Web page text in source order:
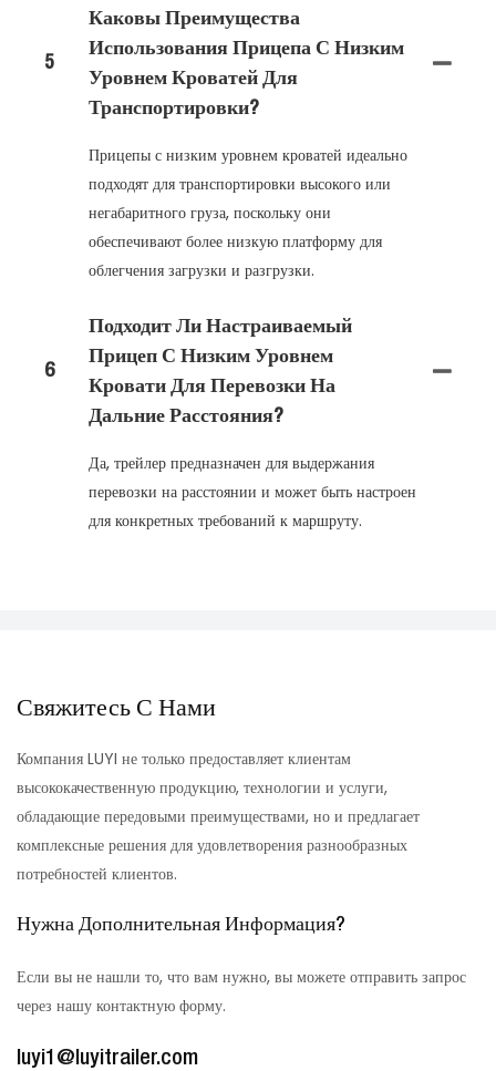
5
Каковы Преимущества
Использования Прицепа С Низким
Уровнем Кроватей Для
Транспортировки?
Прицепы с низким уровнем кроватей идеально
подходят для транспортировки высокого или
негабаритного груза, поскольку они
обеспечивают более низкую платформу для
облегчения загрузки и разгрузки.
6
Подходит Ли Настраиваемый
Прицеп С Низким Уровнем
Кровати Для Перевозки На
Дальние Расстояния?
Да, трейлер предназначен для выдержания
перевозки на расстоянии и может быть настроен
для конкретных требований к маршруту.
Свяжитесь С Нами
Компания LUYI не только предоставляет клиентам
высококачественную продукцию, технологии и услуги,
обладающие передовыми преимуществами, но и предлагает
комплексные решения для удовлетворения разнообразных
потребностей клиентов.
Нужна Дополнительная Информация?
Если вы не нашли то, что вам нужно, вы можете отправить запрос
через нашу контактную форму.
luyi1@luyitrailer.com